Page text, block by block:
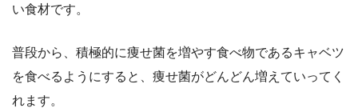
い食材です。
普段から、積極的に痩せ菌を増やす食べ物であるキャベツ
を食べるようにすると、痩せ菌がどんどん増えていってく
れます。